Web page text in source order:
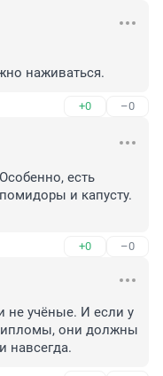
наживаться.
+0 –0
есть
и капусту.
+0 –0
не учёные. И если у
они должны
навсегда.